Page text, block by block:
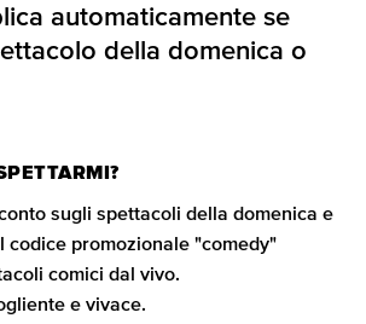
automaticamente se
della domenica o
sugli spettacoli della domenica e
codice promozionale "comedy"
comici dal vivo.
e vivace.